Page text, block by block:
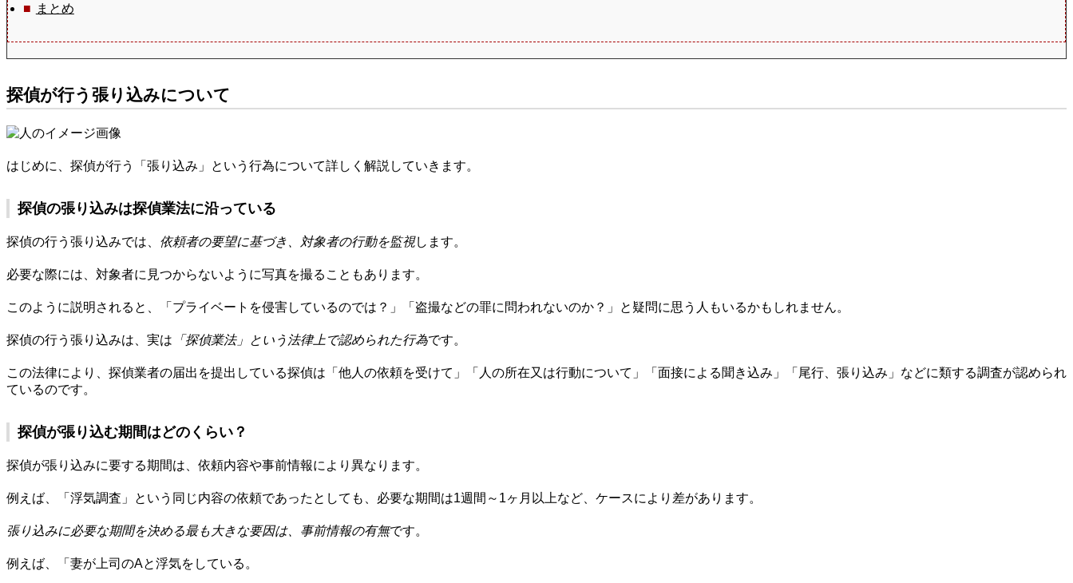
まとめ
探偵が行う張り込みについて
はじめに、探偵が行う「張り込み」という行為について詳しく解説していきます。
探偵の張り込みは探偵業法に沿っている
探偵の行う張り込みでは、 依頼者の要望に基づき、対象者の行動を監視します。
必要な際には、対象者に見つからないように写真を撮ることもあります。
このように説明されると、「プライベートを侵害しているのでは？」「盗撮などの罪に問われないのか？」と疑問に思う人もいるかもしれません。
探偵の行う張り込みは、実は 「探偵業法」という法律上で認められた行為です。
この法律により、探偵業者の届出を提出している探偵は「他人の依頼を受けて」「人の所在又は行動について」「面接による聞き込み」「尾行、張り込み」などに類する調査が認められ
ているのです。
探偵が張り込む期間はどのくらい？
探偵が張り込みに要する期間は、依頼内容や事前情報により異なります。
例えば、「浮気調査」という同じ内容の依頼であったとしても、必要な期間は1週間～1ヶ月以上など、ケースにより差があります。
張り込みに必要な期間を決める最も大きな要因は、事前情報の有無です。
例えば、「妻が上司のAと浮気をしている。